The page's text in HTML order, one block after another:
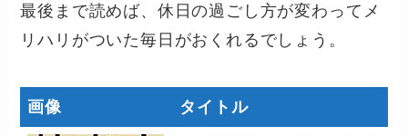
最後まで読めば、休日の過ごし方が変わってメ
リハリがついた毎日がおくれるでしょう。
画像 タイトル